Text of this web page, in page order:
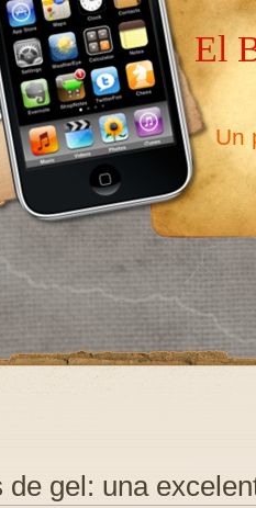
El
Un
de gel: una